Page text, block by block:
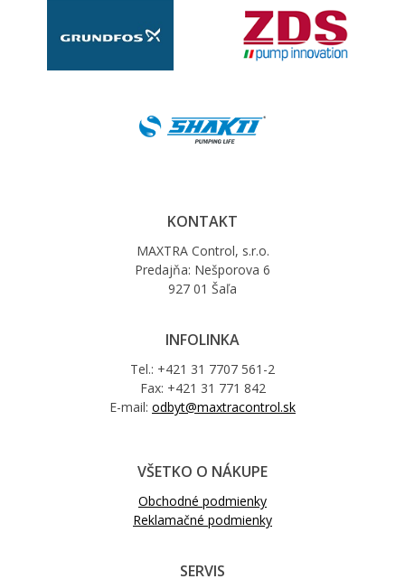
KONTAKT
MAXTRA Control, s.r.o.
Predajňa: Nešporova 6
927 01 Šaľa
INFOLINKA
Tel.: +421 31 7707 561-2
Fax: +421 31 771 842
E-mail: odbyt@maxtracontrol.sk
VŠETKO O NÁKUPE
Obchodné podmienky
Reklamačné podmienky
SERVIS